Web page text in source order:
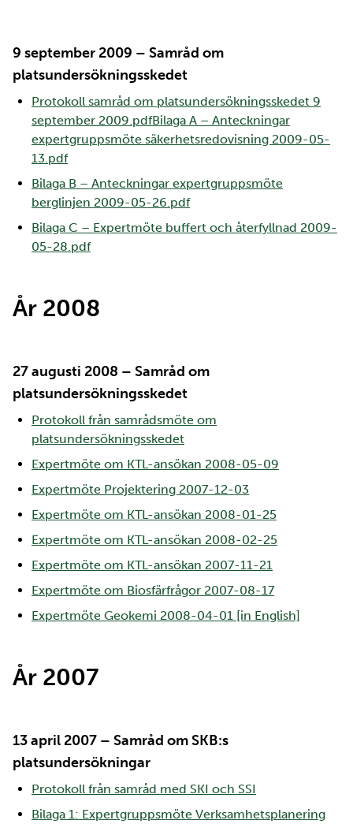
9 september 2009 – Samråd om
platsundersökningsskedet
Protokoll samråd om platsundersökningsskedet 9
september 2009.pdfBilaga A – Anteckningar
expertgruppsmöte säkerhetsredovisning 2009-05-
13.pdf
Bilaga B – Anteckningar expertgruppsmöte
berglinjen 2009-05-26.pdf
Bilaga C – Expertmöte buffert och återfyllnad 2009-
05-28.pdf
År 2008
27 augusti 2008 – Samråd om
platsundersökningsskedet
Protokoll från samrådsmöte om
platsundersökningsskedet
Expertmöte om KTL-ansökan 2008-05-09
Expertmöte Projektering 2007-12-03
Expertmöte om KTL-ansökan 2008-01-25
Expertmöte om KTL-ansökan 2008-02-25
Expertmöte om KTL-ansökan 2007-11-21
Expertmöte om Biosfärfrågor 2007-08-17
Expertmöte Geokemi 2008-04-01 [in English]
År 2007
13 april 2007 – Samråd om SKB:s
platsundersökningar
Protokoll från samråd med SKI och SSI
Bilaga 1: Expertgruppsmöte Verksamhetsplanering